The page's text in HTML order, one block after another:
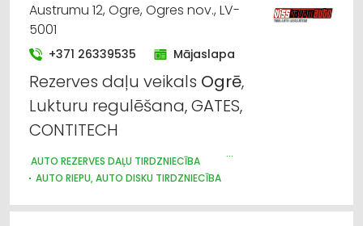
Austrumu 12, Ogre, Ogres nov., LV-
5001
+371 26339535 Mājaslapa
Rezerves daļu veikals Ogrē,
Lukturu regulēšana, GATES,
CONTITECH
AUTO REZERVES DAĻU TIRDZNIECĪBA
AUTO RIEPU, AUTO DISKU TIRDZNIECĪBA
KRAVU PĀRVADĀJUMI: AVIOTRANSPORTA